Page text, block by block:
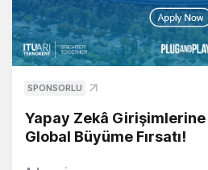
SPONSORLU
Yapay Zekâ
Global Büyüme Fırsatı!